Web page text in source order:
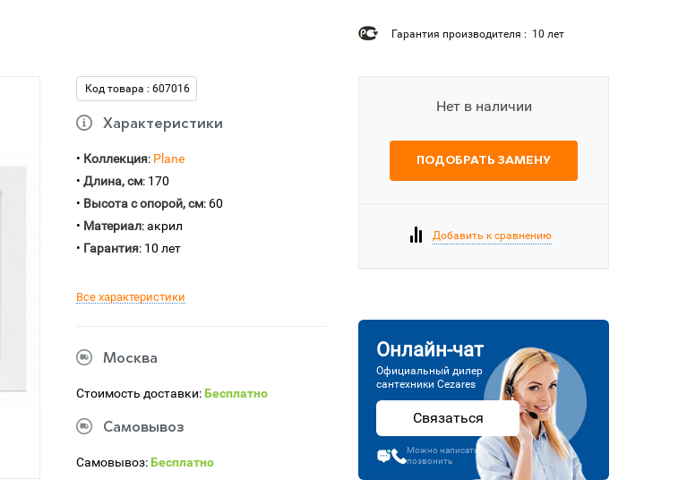
Гарантия производителя : 10 лет
Код товара : 607016
Характеристики
• Коллекция: Plane
• Длина, см: 170
• Высота с опорой, см: 60
• Материал: акрил
• Гарантия: 10 лет
Все характеристики
Москва
Стоимость доставки:Бесплатно
Самовывоз
Самовывоз:Бесплатно
Нет в наличии
ПОДОБРАТЬ ЗАМЕНУ
Добавить к сравнению
Онлайн-чат
Официальный дилер
сантехники Cezares
Связаться
Можно написать или
позвонить